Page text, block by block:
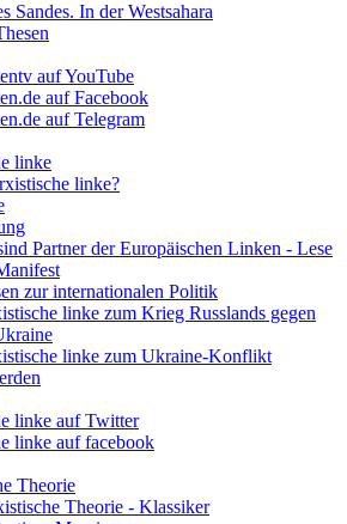
Sandes. In der Westsahara
auf YouTube
auf Facebook
auf Telegram
linke
linke?
Partner der Europäischen Linken - Lese
zur internationalen Politik
linke zum Krieg Russlands gegen
linke zum Ukraine-Konflikt
linke auf Twitter
linke auf facebook
Theorie
Theorie - Klassiker